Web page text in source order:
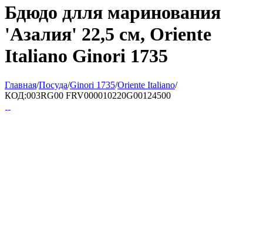
Бдюдо длля маринования
'Азалия' 22,5 см, Oriente
Italiano Ginori 1735
Главная/Посуда/Ginori 1735/Oriente Italiano/
КОД:003RG00 FRV000010220G00124500